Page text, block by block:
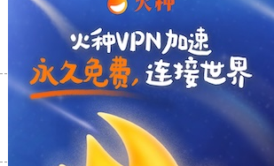
支持 [0] 反对 [0]
支持